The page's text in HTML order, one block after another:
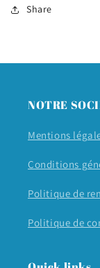
Share
NOTRE
Mentions
Conditions
Politique de
Politique de